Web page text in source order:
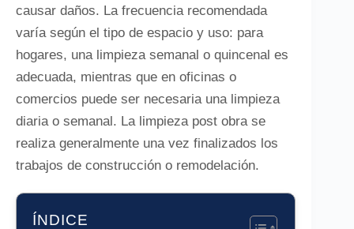
causar daños. La frecuencia recomendada
varía según el tipo de espacio y uso: para
hogares, una limpieza semanal o quincenal es
adecuada, mientras que en oficinas o
comercios puede ser necesaria una limpieza
diaria o semanal. La limpieza post obra se
realiza generalmente una vez finalizados los
trabajos de construcción o remodelación.
ÍNDICE